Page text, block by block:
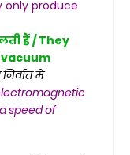
only produce
हैं / They
में
speed of